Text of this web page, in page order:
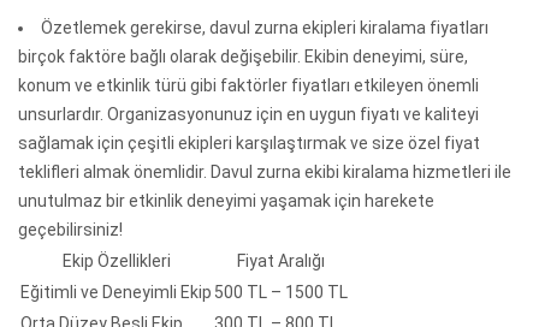
Özetlemek gerekirse, davul zurna ekipleri kiralama fiyatları
birçok faktöre bağlı olarak değişebilir. Ekibin deneyimi, süre,
konum ve etkinlik türü gibi faktörler fiyatları etkileyen önemli
unsurlardır. Organizasyonunuz için en uygun fiyatı ve kaliteyi
sağlamak için çeşitli ekipleri karşılaştırmak ve size özel fiyat
teklifleri almak önemlidir. Davul zurna ekibi kiralama hizmetleri ile
unutulmaz bir etkinlik deneyimi yaşamak için harekete
geçebilirsiniz!
Ekip Özellikleri
Fiyat Aralığı
Eğitimli ve Deneyimli Ekip 500 TL – 1500 TL